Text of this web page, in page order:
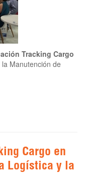
Tracking Cargo
Manutención de
Cargo en
Logística y la